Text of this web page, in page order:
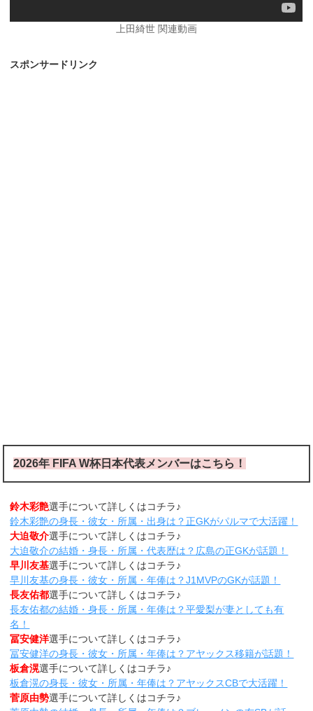
上田綺世 関連動画
スポンサードリンク
2026年 FIFA W杯日本代表メンバーはこちら！
鈴木彩艶選手について詳しくはコチラ♪
鈴木彩艶の身長・彼女・所属・出身は？正GKがパルマで大活躍！
大迫敬介選手について詳しくはコチラ♪
大迫敬介の結婚・身長・所属・代表歴は？広島の正GKが話題！
早川友基選手について詳しくはコチラ♪
早川友基の身長・彼女・所属・年俸は？J1MVPのGKが話題！
長友佑都選手について詳しくはコチラ♪
長友佑都の結婚・身長・所属・年俸は？平愛梨が妻としても有
名！
冨安健洋選手について詳しくはコチラ♪
冨安健洋の身長・彼女・所属・年俸は？アヤックス移籍が話題！
板倉滉選手について詳しくはコチラ♪
板倉滉の身長・彼女・所属・年俸は？アヤックスCBで大活躍！
菅原由勢選手について詳しくはコチラ♪